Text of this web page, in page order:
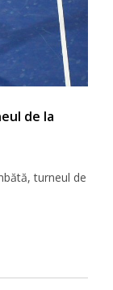
de la
turneul de